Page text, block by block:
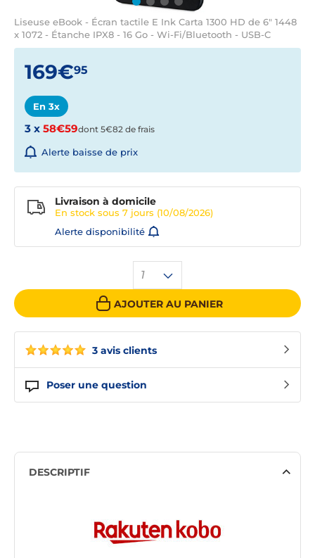
Liseuse eBook - Écran tactile E Ink Carta 1300 HD de 6" 1448
x 1072 - Étanche IPX8 - 16 Go - Wi-Fi/Bluetooth - USB-C
3 avis clients
Poser une question
169€95
En 3x
3 x 58€59dont 5€82 de frais
Alerte baisse de prix
1
AJOUTER AU PANIER
Livraison à domicile
En stock sous 7 jours (10/08/2026)
Alerte disponibilité
DESCRIPTIF